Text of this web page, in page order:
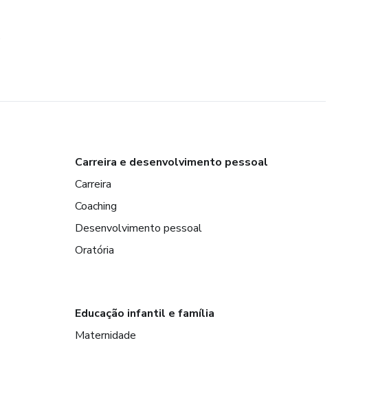
Carreira e desenvolvimento pessoal
Carreira
Coaching
Desenvolvimento pessoal
Oratória
Educação infantil e família
Maternidade